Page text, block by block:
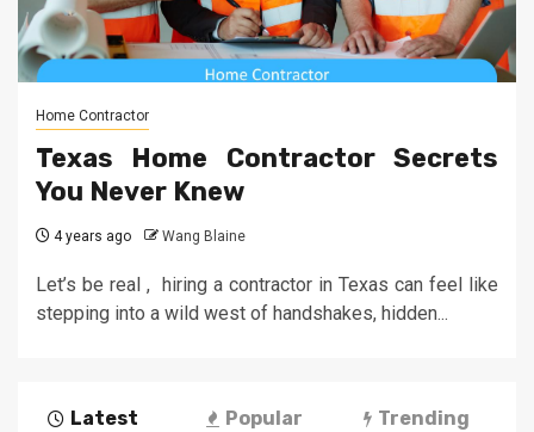
Home Contractor
Texas Home Contractor Secrets
You Never Knew
4 years ago Wang Blaine
Let’s be real , hiring a contractor in Texas can feel like
stepping into a wild west of handshakes, hidden...
Latest Popular Trending